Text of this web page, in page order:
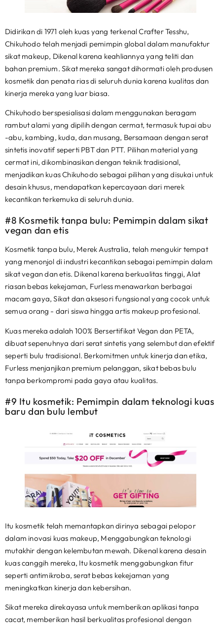
Didirikan di 1971 oleh kuas yang terkenal Crafter Tesshu,
Chikuhodo telah menjadi pemimpin global dalam manufaktur
sikat makeup, Dikenal karena keahliannya yang teliti dan
bahan premium. Sikat mereka sangat dihormati oleh produsen
kosmetik dan penata rias di seluruh dunia karena kualitas dan
kinerja mereka yang luar biasa.
Chikuhodo berspesialisasi dalam menggunakan beragam
rambut alami yang dipilih dengan cermat, termasuk tupai abu
-abu, kambing, kuda, dan musang, Bersamaan dengan serat
sintetis inovatif seperti PBT dan PTT. Pilihan material yang
cermat ini, dikombinasikan dengan teknik tradisional,
menjadikan kuas Chikuhodo sebagai pilihan yang disukai untuk
desain khusus, mendapatkan kepercayaan dari merek
kecantikan terkemuka di seluruh dunia.
#8 Kosmetik tanpa bulu: Pemimpin dalam sikat
vegan dan etis
Kosmetik tanpa bulu, Merek Australia, telah mengukir tempat
yang menonjol di industri kecantikan sebagai pemimpin dalam
sikat vegan dan etis. Dikenal karena berkualitas tinggi, Alat
riasan bebas kekejaman, Furless menawarkan berbagai
macam gaya, Sikat dan aksesori fungsional yang cocok untuk
semua orang - dari siswa hingga artis makeup profesional.
Kuas mereka adalah 100% Bersertifikat Vegan dan PETA,
dibuat sepenuhnya dari serat sintetis yang selembut dan efektif
seperti bulu tradisional. Berkomitmen untuk kinerja dan etika,
Furless menjanjikan premium pelanggan, sikat bebas bulu
tanpa berkompromi pada gaya atau kualitas.
#9 Itu kosmetik: Pemimpin dalam teknologi kuas
baru dan bulu lembut
Itu kosmetik telah memantapkan dirinya sebagai pelopor
dalam inovasi kuas makeup, Menggabungkan teknologi
mutakhir dengan kelembutan mewah. Dikenal karena desain
kuas canggih mereka, Itu kosmetik menggabungkan fitur
seperti antimikroba, serat bebas kekejaman yang
meningkatkan kinerja dan kebersihan.
Sikat mereka direkayasa untuk memberikan aplikasi tanpa
cacat, memberikan hasil berkualitas profesional dengan